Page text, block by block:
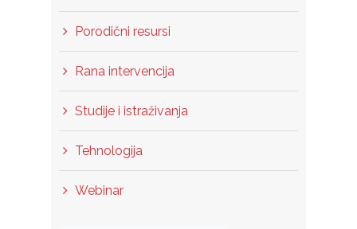
Porodični resursi
Rana intervencija
Studije i istraživanja
Tehnologija
Webinar